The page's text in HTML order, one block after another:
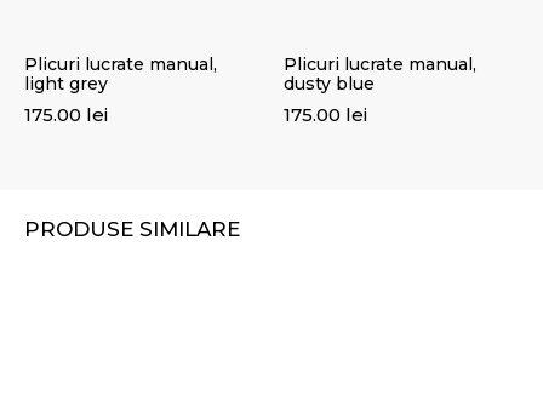
Plicuri lucrate manual,
light grey
175.00 lei
Plicuri lucrate manual,
dusty blue
175.00 lei
PRODUSE SIMILARE